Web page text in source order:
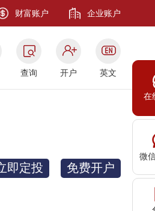
在
微
财富账户 企业账户
查询 开户 英文
即定投 免费开户